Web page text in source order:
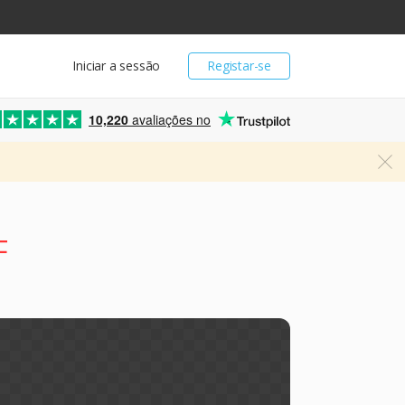
Registar-se
Iniciar a sessão
10,220 avaliações no